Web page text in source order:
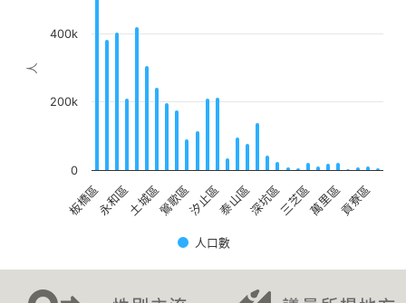
人
人口數
板橋區永和區土城區鶯歌區汐止區泰山區深坑區三芝區萬里區貢寮區
0
200k
400k